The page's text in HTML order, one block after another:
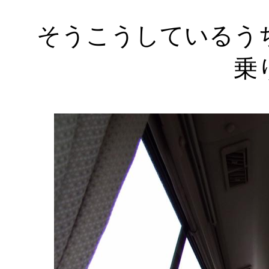
そうこうしているう
乗